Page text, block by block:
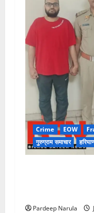
Crime EOW
गुरुग्राम समाचार
Pardeep Narula